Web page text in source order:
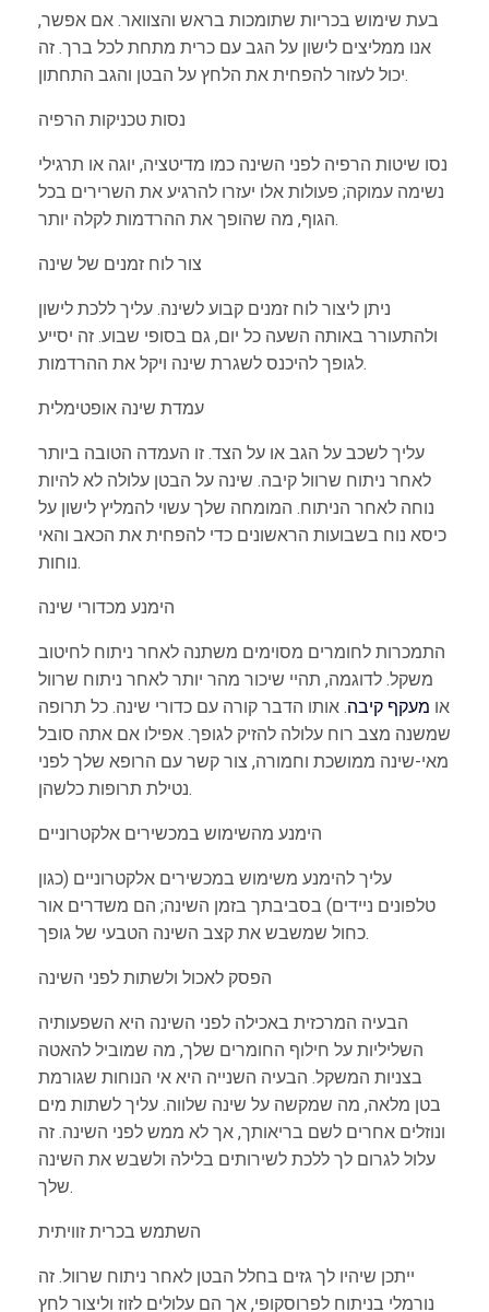
בעת שימוש בכריות שתומכות בראש והצוואר. אם אפשר,
אנו ממליצים לישון על הגב עם כרית מתחת לכל ברך. זה
יכול לעזור להפחית את הלחץ על הבטן והגב התחתון.
נסות טכניקות הרפיה
נסו שיטות הרפיה לפני השינה כמו מדיטציה, יוגה או תרגילי
נשימה עמוקה; פעולות אלו יעזרו להרגיע את השרירים בכל
הגוף, מה שהופך את ההרדמות לקלה יותר.
צור לוח זמנים של שינה
ניתן ליצור לוח זמנים קבוע לשינה. עליך ללכת לישון
ולהתעורר באותה השעה כל יום, גם בסופי שבוע. זה יסייע
לגופך להיכנס לשגרת שינה ויקל את ההרדמות.
עמדת שינה אופטימלית
עליך לשכב על הגב או על הצד. זו העמדה הטובה ביותר
לאחר ניתוח שרוול קיבה. שינה על הבטן עלולה לא להיות
נוחה לאחר הניתוח. המומחה שלך עשוי להמליץ ​​לישון על
כיסא נוח בשבועות הראשונים כדי להפחית את הכאב והאי
נוחות.
הימנע מכדורי שינה
התמכרות לחומרים מסוימים משתנה לאחר ניתוח לחיטוב
משקל. לדוגמה, תהיי שיכור מהר יותר לאחר ניתוח שרוול
או מעקף קיבה. אותו הדבר קורה עם כדורי שינה. כל תרופה
שמשנה מצב רוח עלולה להזיק לגופך. אפילו אם אתה סובל
מאי-שינה ממושכת וחמורה, צור קשר עם הרופא שלך לפני
נטילת תרופות כלשהן.
הימנע מהשימוש במכשירים אלקטרוניים
עליך להימנע משימוש במכשירים אלקטרוניים (כגון
טלפונים ניידים) בסביבתך בזמן השינה; הם משדרים אור
כחול שמשבש את קצב השינה הטבעי של גופך.
הפסק לאכול ולשתות לפני השינה
הבעיה המרכזית באכילה לפני השינה היא השפעותיה
השליליות על חילוף החומרים שלך, מה שמוביל להאטה
בצניות המשקל. הבעיה השנייה היא אי הנוחות שגורמת
בטן מלאה, מה שמקשה על שינה שלווה. עליך לשתות מים
ונוזלים אחרים לשם בריאותך, אך לא ממש לפני השינה. זה
עלול לגרום לך ללכת לשירותים בלילה ולשבש את השינה
שלך.
השתמש בכרית זוויתית
ייתכן שיהיו לך גזים בחלל הבטן לאחר ניתוח שרוול. זה
נורמלי בניתוח לפרוסקופי, אך הם עלולים לזוז וליצור לחץ